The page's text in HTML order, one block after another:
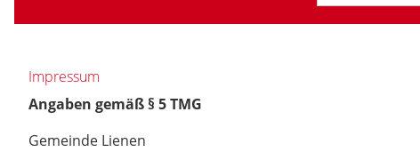
Impressum
Angaben gemäß § 5 TMG
Gemeinde Lienen